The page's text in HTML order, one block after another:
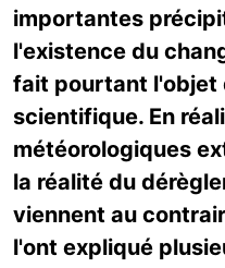
importantes
l'existence du
fait pourtant l'objet
scientifique. En
météorologiques
la réalité du
viennent au
l'ont expliqué